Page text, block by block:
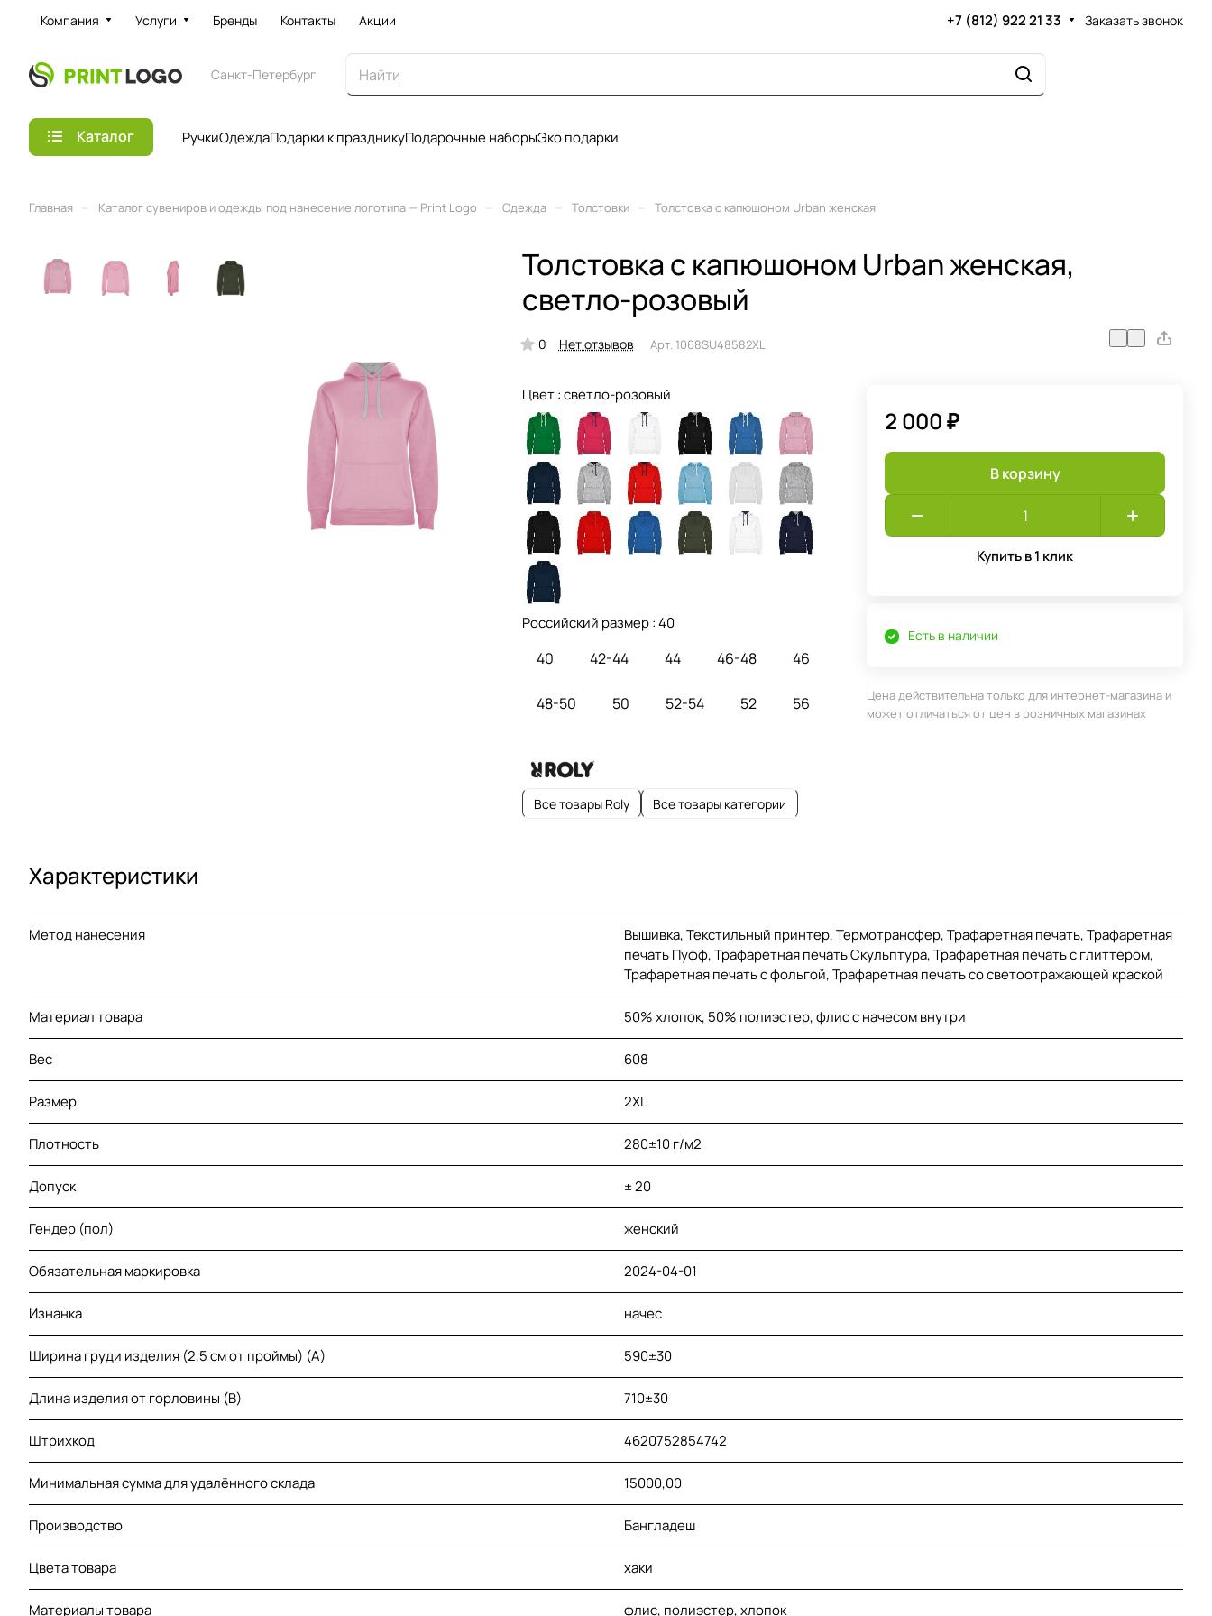
Компания Услуги Бренды Контакты Акции +7 (812) 922 21 33 Заказать звонок
Санкт-Петербург
Каталог РучкиОдеждаПодарки к праздникуПодарочные наборыЭко подарки
Главная Каталог сувениров и одежды под нанесение логотипа — Print Logo Одежда Толстовки Толстовка с капюшоном Urban женская
Толстовка с капюшоном Urban женская,
светло-розовый
0 Нет отзывов Арт. 1068SU48582XL
Цвет :светло-розовый
Российский размер :40
40 42-44 44 46-48 46
48-50 50 52-54 52 56
Все товары Roly Все товары категории
2 000 ₽
В корзину
Купить в 1 клик
Есть в наличии
Цена действительна только для интернет-магазина и
может отличаться от цен в розничных магазинах
Характеристики
Метод нанесения
Вышивка, Текстильный принтер, Термотрансфер, Трафаретная печать, Трафаретная
печать Пуфф, Трафаретная печать Скульптура, Трафаретная печать с глиттером,
Трафаретная печать с фольгой, Трафаретная печать со светоотражающей краской
Материал товара 50% хлопок, 50% полиэстер, флис с начесом внутри
Вес 608
Размер 2XL
Плотность 280±10 г/м2
Допуск ± 20
Гендер (пол) женский
Обязательная маркировка 2024-04-01
Изнанка начес
Ширина груди изделия (2,5 см от проймы) (A) 590±30
Длина изделия от горловины (B) 710±30
Штрихкод 4620752854742
Минимальная сумма для удалённого склада 15000,00
Производство Бангладеш
Цвета товара хаки
Материалы товара флис, полиэстер, хлопок